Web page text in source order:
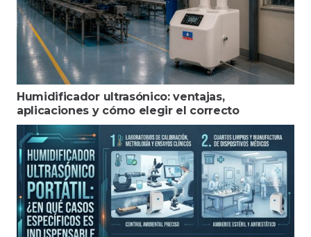
Humidificador ultrasónico: ventajas,
aplicaciones y cómo elegir el correcto